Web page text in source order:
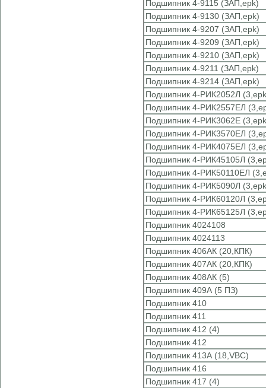
Подшипник 4-9115 (ЗАП,epk)
Подшипник 4-9130 (ЗАП,epk)
Подшипник 4-9207 (ЗАП,epk)
Подшипник 4-9209 (ЗАП,epk)
Подшипник 4-9210 (ЗАП,epk)
Подшипник 4-9211 (ЗАП,epk)
Подшипник 4-9214 (ЗАП,epk)
Подшипник 4-РИК2052Л
Подшипник 4-РИК2557ЕЛ
Подшипник 4-РИК3062Е
Подшипник 4-РИК3570ЕЛ
Подшипник 4-РИК4075ЕЛ
Подшипник 4-РИК45105Л
Подшипник 4-РИК50110ЕЛ
Подшипник 4-РИК5090Л
Подшипник 4-РИК60120Л
Подшипник 4-РИК65125Л
Подшипник 4024108
Подшипник 4024113
Подшипник 406АК (20,КПК)
Подшипник 407АК (20,КПК)
Подшипник 408АК (5)
Подшипник 409А (5 ПЗ)
Подшипник 410
Подшипник 411
Подшипник 412 (4)
Подшипник 412
Подшипник 413А (18,VBC)
Подшипник 416
Подшипник 417 (4)